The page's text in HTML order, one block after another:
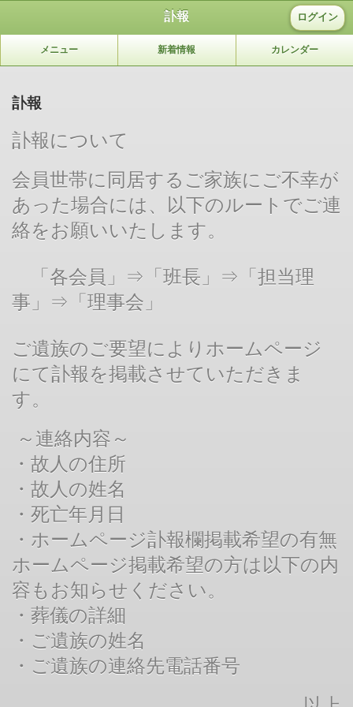
訃報 ログイン
メニュー 新着情報 カレンダー
訃報
訃報について
会員世帯に同居するご家族にご不幸が
あった場合には、以下のルートでご連
絡をお願いいたします。
「各会員」⇒「班長」⇒「担当理
事」⇒「理事会」
ご遺族のご要望によりホームページ
にて訃報を掲載させていただきま
す。
～連絡内容～
・故人の住所
・故人の姓名
・死亡年月日
・ホームページ訃報欄掲載希望の有無
ホームページ掲載希望の方は以下の内
容もお知らせください。
・葬儀の詳細
・ご遺族の姓名
・ご遺族の連絡先電話番号